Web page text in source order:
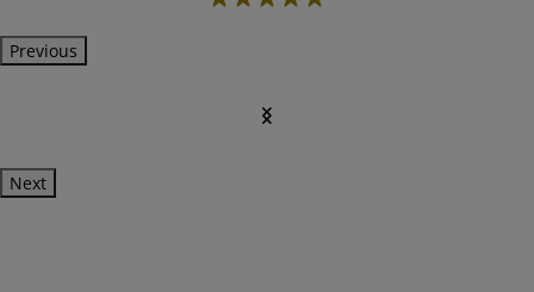
Previous
Next